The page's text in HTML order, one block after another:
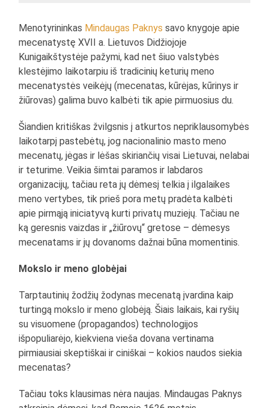
Menotyrininkas Mindaugas Paknys savo knygoje apie
mecenatystę XVII a. Lietuvos Didžiojoje
Kunigaikštystėje pažymi, kad net šiuo valstybės
klestėjimo laikotarpiu iš tradicinių keturių meno
mecenatystės veikėjų (mecenatas, kūrėjas, kūrinys ir
žiūrovas) galima buvo kalbėti tik apie pirmuosius du.
Šiandien kritiškas žvilgsnis į atkurtos nepriklausomybės
laikotarpį pastebėtų, jog nacionalinio masto meno
mecenatų, jėgas ir lėšas skiriančių visai Lietuvai, nelabai
ir teturime. Veikia šimtai paramos ir labdaros
organizacijų, tačiau reta jų dėmesį telkia į ilgalaikes
meno vertybes, tik prieš pora metų pradėta kalbėti
apie pirmąją iniciatyvą kurti privatų muziejų. Tačiau ne
ką geresnis vaizdas ir „žiūrovų“ gretose – dėmesys
mecenatams ir jų dovanoms dažnai būna momentinis.
Mokslo ir meno globėjai
Tarptautinių žodžių žodynas mecenatą įvardina kaip
turtingą mokslo ir meno globėją. Šiais laikais, kai ryšių
su visuomene (propagandos) technologijos
išpopuliarėjo, kiekviena vieša dovana vertinama
pirmiausiai skeptiškai ir ciniškai – kokios naudos siekia
mecenatas?
Tačiau toks klausimas nėra naujas. Mindaugas Paknys